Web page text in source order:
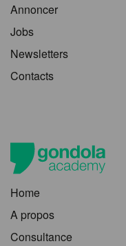
Annoncer
Jobs
Newsletters
Contacts
Home
A propos
Consultance